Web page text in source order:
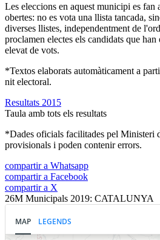
Les eleccions en aquest municipi es fan
obertes: no es vota una llista tancada,
diverses llistes, independentment de
proclamen electes els candidats que
elevat de vots.
*Textos elaborats automàticament a
nit electoral.
Resultats 2015
Taula amb tots els resultats
*Dades oficials facilitades pel Ministeri
provisionals i poden contenir errors.
compartir a Whatsapp
compartir a Facebook
compartir a X
26M Municipals 2019: CATALUNYA